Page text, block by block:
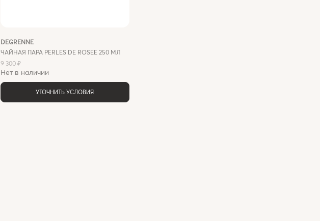
DEGRENNE
ЧАЙНАЯ ПАРА PERLES DE ROSEE 250 МЛ
9 300 ₽
Нет в наличии
УТОЧНИТЬ УСЛОВИЯ